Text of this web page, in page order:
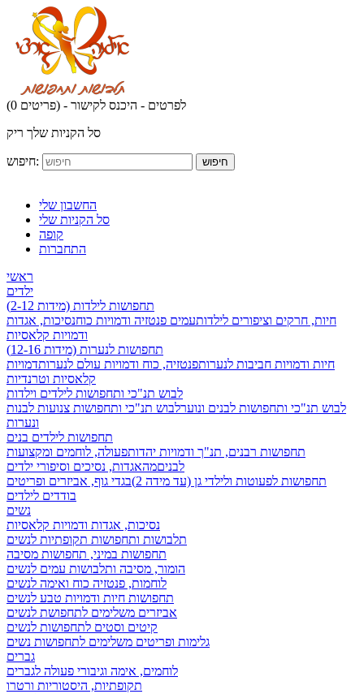
(0 פריטים) - לפרטים - היכנס לקישור
סל הקניות שלך ריק
חיפוש: חיפוש
החשבון שלי
סל הקניות שלי
קופה
התחברות
ראשי
ילדים
תחפושות לילדות (מידות 2-12)
חיות, חרקים וציפורים לילדותעמים פנטזיה ודמויות כוחנסיכות, אגדות
ודמויות קלאסיות
תחפושות לנערות (מידות 12-16)
חיות ודמויות חביבות לנערותפנטזיה, כוח ודמויות עולם לנערותדמויות
קלאסיות וטרנדיות
לבוש תנ"כי ותחפושות לילדים וילדות
לבוש תנ"כי ותחפושות לבנים ונוערלבוש תנ"כי ותחפושות צנועות לבנות
ונערות
תחפושות לילדים בנים
תחפושות רבנים, תנ"ך ודמויות יהדותפעולה, לוחמים ומקצועות
לבניםמהאגדות, נסיכים וסיפורי ילדים
תחפושות לפעוטות ולילדי גן (עד מידה 2)
בגדי גוף, אביזרים ופריטים
בודדים לילדים
נשים
נסיכות, אגדות ודמויות קלאסיות
תלבושות ותחפושות תקופתיות לנשים
תחפושות במיני, תחפושות מסיבה
הומור, מסיבה ותלבושות עמים לנשים
לוחמות, פנטזיה כוח ואימה לנשים
תחפושות חיות ודמויות טבע לנשים
אביזרים משלימים לתחפושת לנשים
קיטים וסטים לתחפושות לנשים
גלימות ופריטים משלימים לתחפושות נשים
גברים
לוחמים, אימה וגיבורי פעולה לגברים
תקופתיות, היסטוריות ורטרו